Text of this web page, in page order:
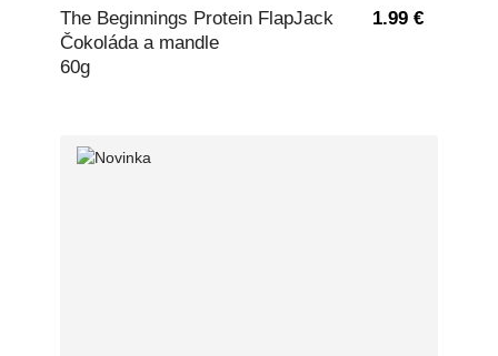
The Beginnings Protein FlapJack
Čokoláda a mandle
60g
1.99 €